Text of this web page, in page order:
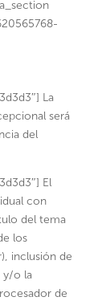
La
será
del
El
con
del tema
los
inclusión de
y/o la
de